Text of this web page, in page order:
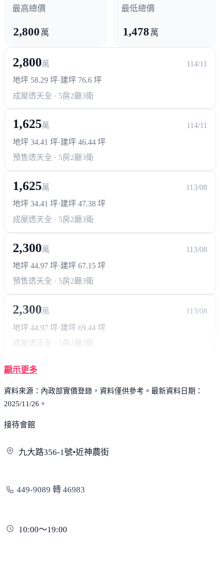
最高總價
2,800 萬
最低總價
1,478 萬
2,800萬
114/11
地坪 58.29 坪·建坪 76.6 坪
成屋透天全 · 5房2廳3衛
1,625萬
114/11
地坪 34.41 坪·建坪 46.44 坪
預售透天全 · 5房2廳3衛
1,625萬
113/08
地坪 34.41 坪·建坪 47.38 坪
成屋透天全 · 5房2廳3衛
2,300萬
113/08
地坪 44.97 坪·建坪 67.15 坪
預售透天全 · 5房2廳3衛
2,300萬
113/08
地坪 44.97 坪·建坪 69.44 坪
成屋透天全 · 5房2廳3衛
顯示更多
資料來源：內政部實價登錄，資料僅供參考。最新資料日期：
2025/11/26。
接待會館
九大路356-1號•近神農街
449-9089 轉 46983
10:00～19:00